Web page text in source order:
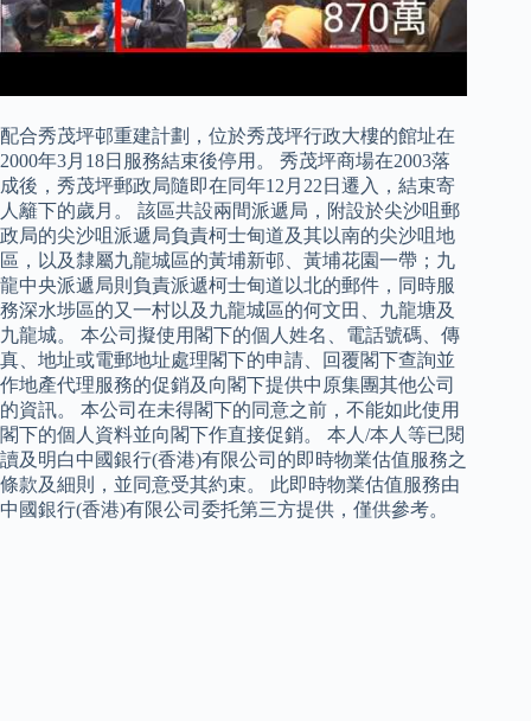
配合秀茂坪邨重建計劃，位於秀茂坪行政大樓的館址在
2000年3月18日服務結束後停用。 秀茂坪商場在2003落
成後，秀茂坪郵政局隨即在同年12月22日遷入，結束寄
人籬下的歲月。 該區共設兩間派遞局，附設於尖沙咀郵
政局的尖沙咀派遞局負責柯士甸道及其以南的尖沙咀地
區，以及隸屬九龍城區的黃埔新邨、黃埔花園一帶；九
龍中央派遞局則負責派遞柯士甸道以北的郵件，同時服
務深水埗區的又一村以及九龍城區的何文田、九龍塘及
九龍城。 本公司擬使用閣下的個人姓名、電話號碼、傳
真、地址或電郵地址處理閣下的申請、回覆閣下查詢並
作地產代理服務的促銷及向閣下提供中原集團其他公司
的資訊。 本公司在未得閣下的同意之前，不能如此使用
閣下的個人資料並向閣下作直接促銷。 本人/本人等已閱
讀及明白中國銀行(香港)有限公司的即時物業估值服務之
條款及細則，並同意受其約束。 此即時物業估值服務由
中國銀行(香港)有限公司委托第三方提供，僅供參考。